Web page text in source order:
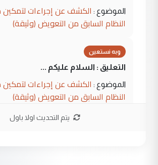
الموضوع : الكشف عن إجراءات لتمكين
النظام السابق من التعويض (وثيقة)
وبه نستعين
التعليق : السلام عليكم ...
الموضوع : الكشف عن إجراءات لتمكين
النظام السابق من التعويض (وثيقة)
يتم التحديث اولا باول